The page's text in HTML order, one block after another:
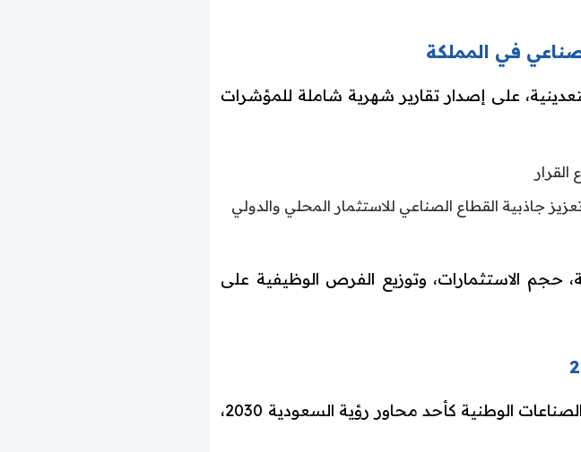
في المملكة
على إصدار تقارير شهرية شاملة للمؤشرات
جاذبية القطاع الصناعي للاستثمار المحلي والدولي
حجم الاستثمارات، وتوزيع الفرص الوظيفية على
يأتي هذا النمو المستمر في ظل توجه المملكة نحو تنمية الصناعات الوطنية كأحد محاور رؤية السعودية 2030،